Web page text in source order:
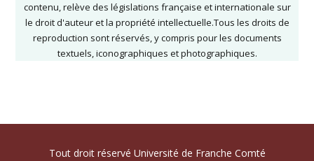
contenu, relève des législations française et internationale sur
le droit d'auteur et la propriété intellectuelle.Tous les droits de
reproduction sont réservés, y compris pour les documents
textuels, iconographiques et photographiques.
Tout droit réservé Université de Franche Comté